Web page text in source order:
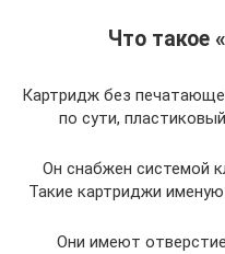
Что такое
Картридж без
по сути, пластиковый
Он снабжен системой
Такие картриджи
Они имеют